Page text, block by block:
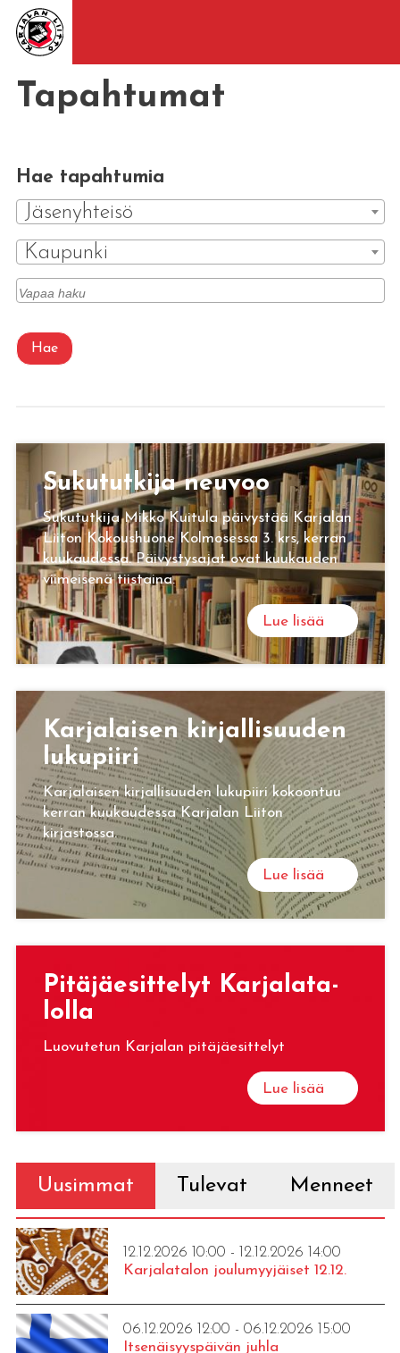
Tapahtumat
Hae tapahtumia
Jäsenyhteisö
Kaupunki
Hae
Su­ku­tut­ki­ja neu­voo
Sukututkija Mikko Kuitula päivystää Karjalan
Liiton Kokoushuone Kolmosessa 3. krs, kerran
kuukaudessa. Päivystysajat ovat kuukauden
viimeisenä tiistaina.
Lue lisää
Kar­ja­lai­sen kir­jal­li­suu­den
lu­ku­pii­ri
Karjalaisen kirjallisuuden lukupiiri kokoontuu
kerran kuukaudessa Karjalan Liiton
kirjastossa.
Lue lisää
Pi­tä­jäe­sit­te­lyt Kar­ja­la­ta­
lol­la
Luovutetun Karjalan pitäjäesittelyt
Lue lisää
Uusimmat Tulevat Menneet
12.12.2026 10:00 - 12.12.2026 14:00
Karjalatalon joulumyyjäiset 12.12.
06.12.2026 12:00 - 06.12.2026 15:00
Itsenäisyyspäivän juhla